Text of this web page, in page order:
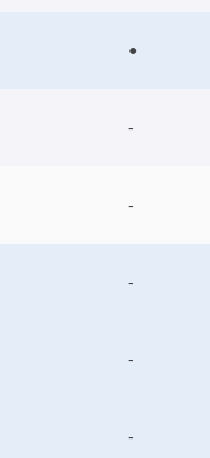
●
-
-
-
-
-